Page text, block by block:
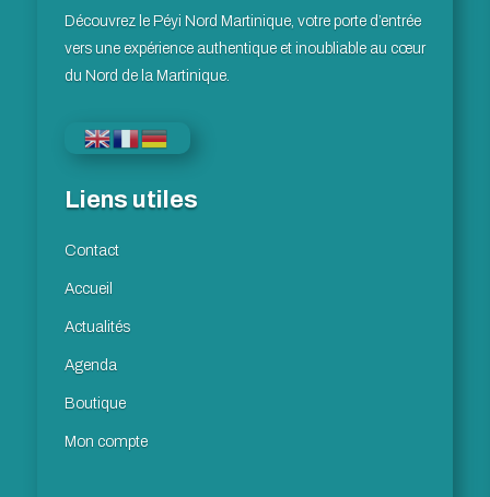
Découvrez le Péyi Nord Martinique, votre porte d’entrée
vers une expérience authentique et inoubliable au cœur
du Nord de la Martinique.
Liens utiles
Contact
Accueil
Actualités
Agenda
Boutique
Mon compte